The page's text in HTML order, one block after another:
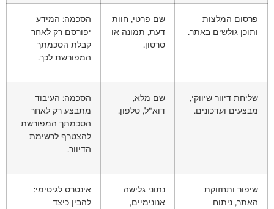
פרסום המלצות
ותוכן גולשים באתר.
שם פרטי, חוות
דעת, תמונה או
סרטון.
הסכמה: המידע
יפורסם רק לאחר
קבלת הסכמתך
המפורשת לכך.
שליחת דיוור שיווקי,
מבצעים ועדכונים.
שם מלא,
דוא"ל, טלפון.
הסכמה: העיבוד
מתבצע רק לאחר
הסכמתך המפורשת
להצטרף לרשימת
הדיוור.
שיפור ותחזוקת
האתר, ניתוח
נתוני גלישה
אנונימיים,
אינטרס לגיטימי:
להבין כיצד